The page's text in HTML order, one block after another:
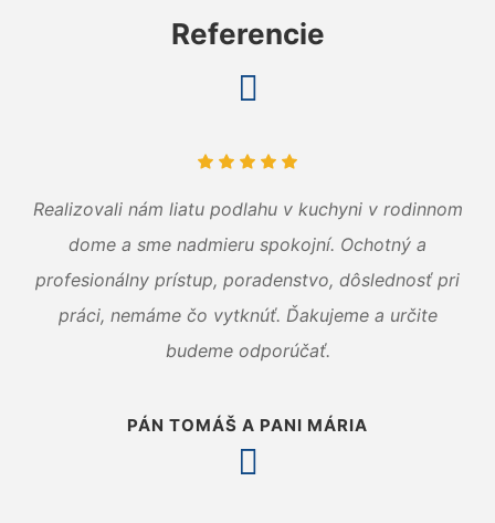
Referencie
Realizovali nám liatu podlahu v kuchyni v rodinnom
dome a sme nadmieru spokojní. Ochotný a
profesionálny prístup, poradenstvo, dôslednosť pri
práci, nemáme čo vytknúť. Ďakujeme a určite
budeme odporúčať.
PÁN TOMÁŠ A PANI MÁRIA